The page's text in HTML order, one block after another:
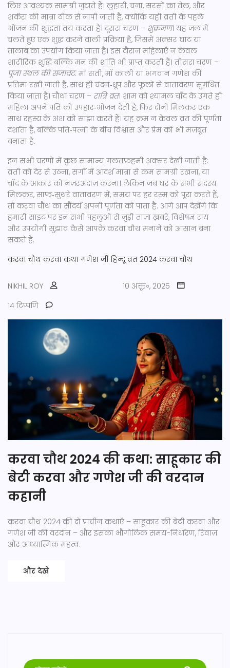
लिए आवश्यक सामग्री जुटाते हैं। लुहारी, चना, सरसों का तेल, और
शर्करा की मात्रा ठीक से नापी जाती है, क्योंकि यही व्रती के पहले
भोजन की शुद्धता तय करता है। दूसरा चरण – शुक्रमण। यह जल में
चलते हुए एक शुद्ध करने वाली प्रक्रिया है, जिसमें अक्सर घाट या
तालाब का उपयोग किया जाता है। इस दौरान महिलाएँ न केवल
शारीरिक शुद्धि बल्कि मन की शांति भी प्राप्त करती हैं। तीसरा चरण –
पूजा स्थल की सजावट. माँ सती, माँ काली या भगवान गणेश की
प्रतिमा रखी जाती है, साथ ही चंदन‑धूप और फूलों से वातावरण सुगंधित
किया जाता है। चौथा चरण – रात्रि व्रत। शाम को श्यामल चाँद के उगते ही
महिला अपने पति को उपहार‑भोजन देती है, फिर दोनों मिलकर एक
साथ रहस्य के अंश को साझा करते हैं। यह क्रम न केवल व्रत की पूर्णता
दर्शाता है, बल्कि पति‑पत्नी के बीच विश्वास और प्रेम को भी मज़बूत
बनाता है.
इन सभी चरणों में कुछ सामान्य गलतफ़हमी अक्सर देखी जाती है:
व्रती को देर से उठना, सर्गी में आदर्श मात्रा से कम सामग्री रखना, या
चाँद के आकार को नज़रअंदाज़ करना। लेकिन जब घर के सभी सदस्य
मिलकर, साफ‑सुथरे वातावरण में, समय पर हर रस्म को पूरा करते हैं,
तो करवा चौथ का सौंदर्य अपनी पूर्णता को पाता है. आगे आप देखेंगे कि
हमारी साइट पर इन सभी पहलुओं से जुड़ी ताज़ा ख़बरें, विशेषज्ञ राय
और उपयोगी सुझाव कैसे आपके करवा चौथ मनाने को आसान बना
सकते हैं.
करवा चौथ करवा कथा गणेश जी हिन्दू व्रत 2024 करवा चौथ
NIKHIL ROY
10 अक्तू॰, 2025
14 टिप्पणि
करवा चौथ 2024 की कथा: साहूकार की
बेटी करवा और गणेश जी की वरदान
कहानी
करवा चौथ 2024 की दो प्राचीन कथाएँ – साहूकार की बेटी करवा और
गणेश जी की वरदान – और इसका भौगोलिक समय-निर्धारण, रिवाज़
और आध्यात्मिक महत्व.
और देखें